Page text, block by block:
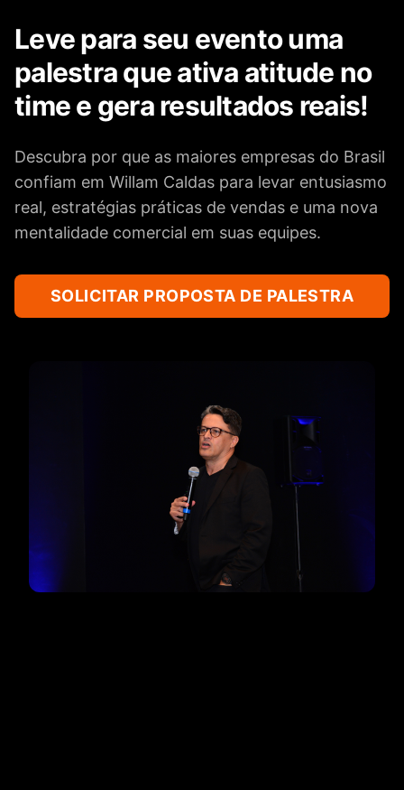
Leve para seu evento uma
palestra que ativa atitude no
time e gera resultados reais!
Descubra por que as maiores empresas do Brasil
confiam em Willam Caldas para levar entusiasmo
real, estratégias práticas de vendas e uma nova
mentalidade comercial em suas equipes.
SOLICITAR PROPOSTA DE PALESTRA